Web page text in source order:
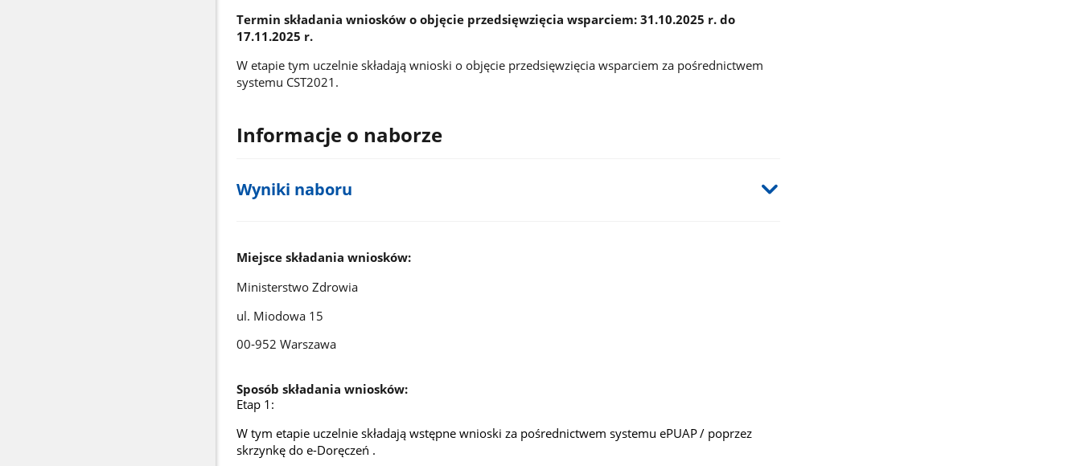
Termin składania wniosków o objęcie przedsięwzięcia wsparciem: 31.10.2025 r. do
17.11.2025 r.
W etapie tym uczelnie składają wnioski o objęcie przedsięwzięcia wsparciem za pośrednictwem
systemu CST2021.
Informacje o naborze
Wyniki naboru
Miejsce składania wniosków:
Ministerstwo Zdrowia
ul. Miodowa 15
00‐952 Warszawa
Sposób składania wniosków:
Etap 1:
W tym etapie uczelnie składają wstępne wnioski za pośrednictwem systemu ePUAP/ poprzez
skrzynkę do e-Doręczeń .